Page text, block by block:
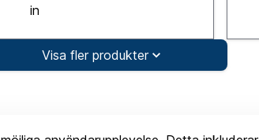
in
Visa fler produkter